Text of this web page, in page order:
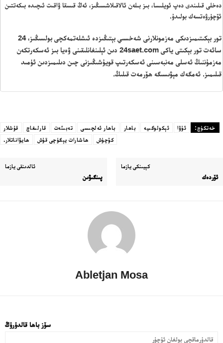
بىز كىم؟
ئالاقىلىشىش
سەھىپىلىرىمىز
دەخلى قىلىندى دەپ ئويلىسا، بىز بىلەن ئالاقىلاشسىڭىز، ئەڭ قىسقا ۋاقىت ئىچىدە بىكەتتىن
ئۆچۈرۋەتسەك بولىدۇ.
تور بېكىتىمىزدىكى مەزمونلارنى شەخسىي بېتىڭىزدە ئىشلەتمەكچى بولسىڭىز، 24
سائەت تور بېكىتى ياكى 24saet.com دىن ئېلىنغانلىقىنى ۋەيا بىز ئەسكەرتكەن
مەزمۇننىڭ ئەسلى مەنبەسىنى ئەسكەرتىپ قويۇشىڭىزنى چىن دىلىمىزدىن ئۈمىد
قىلىمىز. ئەمگەك مېۋىسىگە ھۆرمەت قىلىڭ.
خەتكۈچ: ئۇۋا ئېكولوگىيە باھار باھار ئەلچىسى تەبىئەت قارلىغاچ
قۇشلار
كۆچۈش
ھاشارات يېگۈچى قۇش ھايۋاناتلار.
ئالدىنقى يازما
پىنگىۋىن
كېيىنكى يازما
ئۆردەك
Abletjan Mosa
سۆز باھا قالدۇرۇڭ